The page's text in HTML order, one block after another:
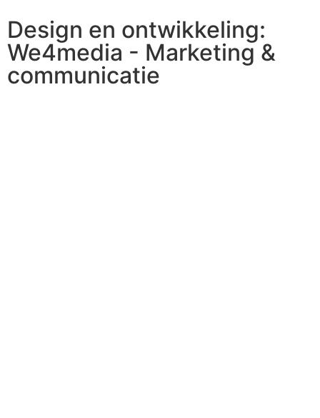
Design en ontwikkeling:
We4media - Marketing &
communicatie